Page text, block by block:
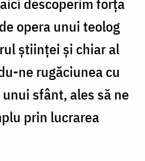
opera unui teolog
științei și chiar al
ne rugăciunea cu
sfânt, ales să ne
prin lucrarea